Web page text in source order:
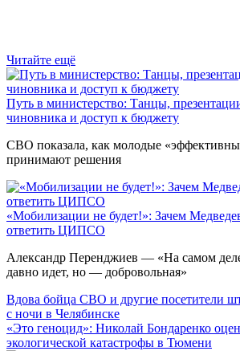
Читайте ещё
Путь в министерство: Танцы,
чиновника и доступ к бюджету
СВО показала, как молодые
принимают решения
«Мобилизации не будет!»: Зачем
ответить ЦИПСО
Александр Перенджиев — «На самом
давно идет, но — добровольная»
Вдова бойца СВО и другие посетители
с ночи в Челябинске
«Это геноцид»: Николай Бондаренко
экологической катастрофы в Тюмени